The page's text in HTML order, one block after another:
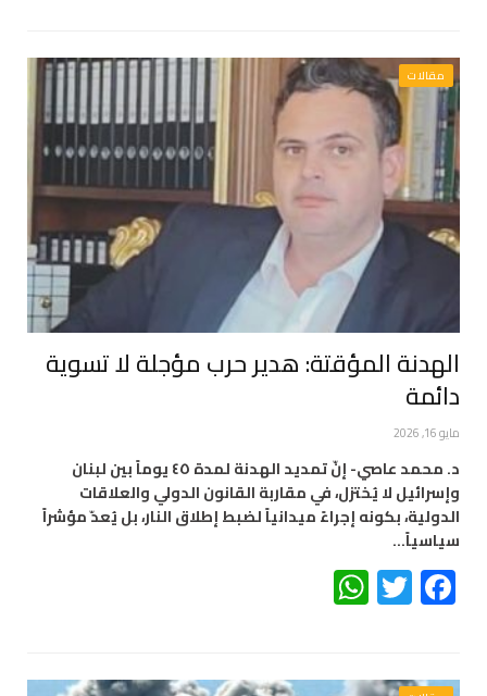
مقالات
الهدنة المؤقتة: هدير حرب مؤجلة لا تسوية
دائمة
مايو 16, 2026
د. محمد عاصي- إنّ تمديد الهدنة لمدة ٤٥ يوماً بين لبنان
وإسرائيل لا يُختزل، في مقاربة القانون الدولي والعلاقات
الدولية، بكونه إجراءً ميدانياً لضبط إطلاق النار، بل يُعدّ مؤشراً
سياسياً…
Facebook
Twitter